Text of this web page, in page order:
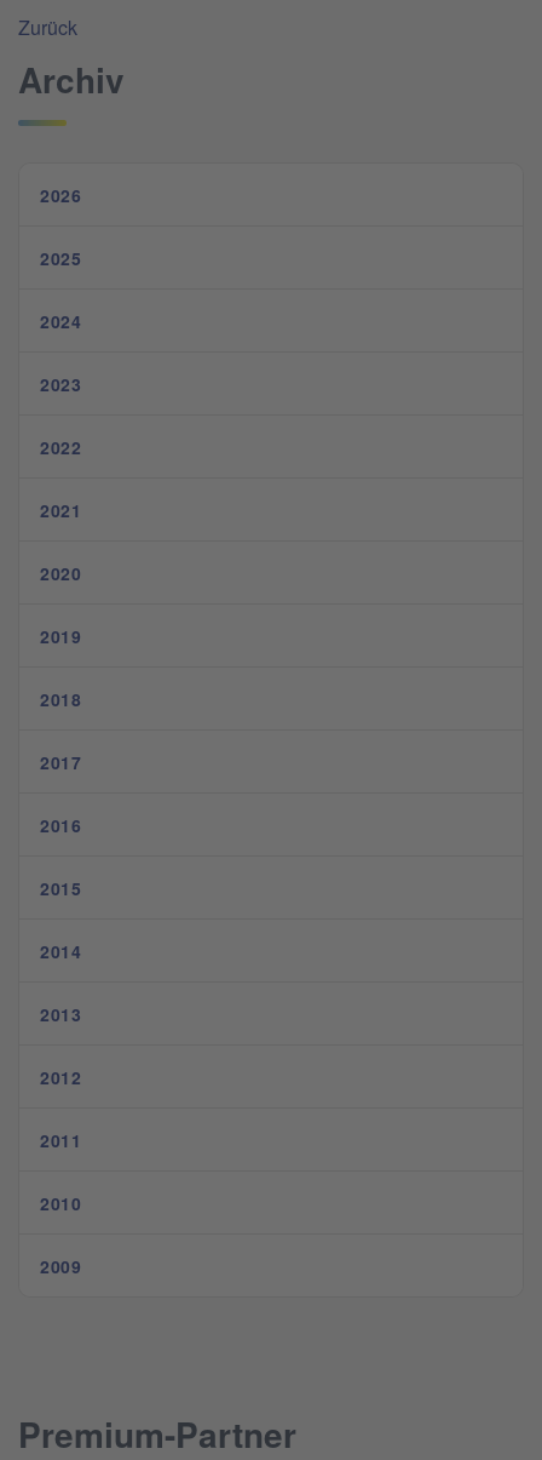
Zurück
Archiv
2026
2025
2024
2023
2022
2021
2020
2019
2018
2017
2016
2015
2014
2013
2012
2011
2010
2009
Premium-Partner